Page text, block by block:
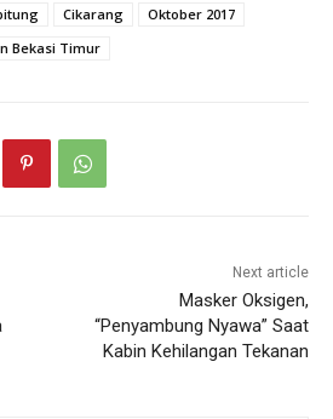
Cikarang
Oktober 2017
Bekasi Timur
Next article
Masker Oksigen,
“Penyambung Nyawa” Saat
Kabin Kehilangan Tekanan